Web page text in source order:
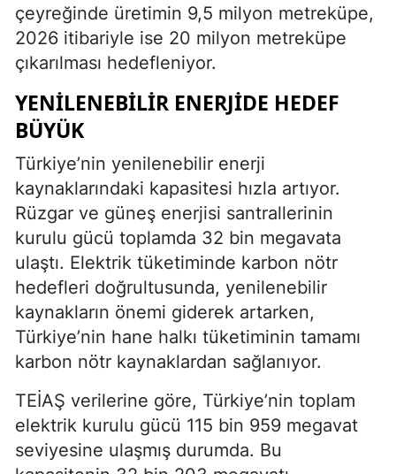
çeyreğinde üretimin 9,5 milyon metreküpe,
2026 itibariyle ise 20 milyon metreküpe
çıkarılması hedefleniyor.
YENILENEBILIR ENERJIDE HEDEF
BÜYÜK
Türkiye’nin yenilenebilir enerji
kaynaklarındaki kapasitesi hızla artıyor.
Rüzgar ve güneş enerjisi santrallerinin
kurulu gücü toplamda 32 bin megavata
ulaştı. Elektrik tüketiminde karbon nötr
hedefleri doğrultusunda, yenilenebilir
kaynakların önemi giderek artarken,
Türkiye’nin hane halkı tüketiminin tamamı
karbon nötr kaynaklardan sağlanıyor.
TEİAŞ verilerine göre, Türkiye’nin toplam
elektrik kurulu gücü 115 bin 959 megavat
seviyesine ulaşmış durumda. Bu